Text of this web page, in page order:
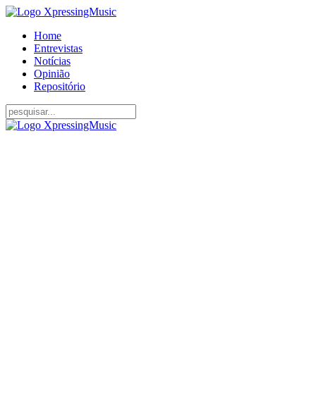
Home
Entrevistas
Notícias
Opinião
Repositório